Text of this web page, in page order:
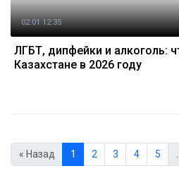
02.01 12:35
ЛГБТ, дипфейки и алкоголь:
Казахстане в 2026 году
« Назад 1 2 3 4 5